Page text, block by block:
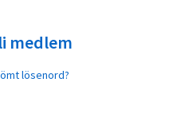
medlem
lösenord?